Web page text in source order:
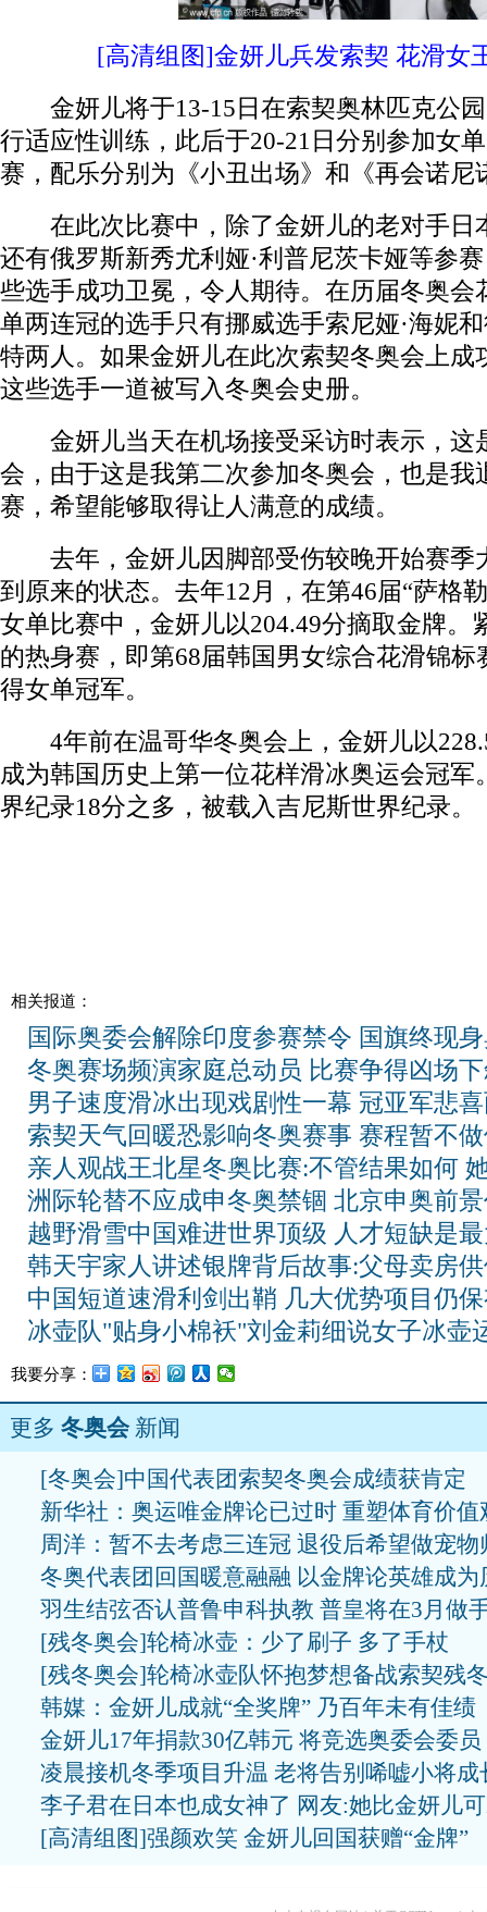
[高清组图]金妍儿兵发索契 花滑女
金妍儿将于13-15日在索契奥林匹克公园
行适应性训练，此后于20-21日分别参加女
赛，配乐分别为《小丑出场》和《再会诺尼
在此次比赛中，除了金妍儿的老对手日
还有俄罗斯新秀尤利娅·利普尼茨卡娅等参
些选手成功卫冕，令人期待。在历届冬奥会
单两连冠的选手只有挪威选手索尼娅·海妮
特两人。如果金妍儿在此次索契冬奥会上成
这些选手一道被写入冬奥会史册。
金妍儿当天在机场接受采访时表示，这
会，由于这是我第二次参加冬奥会，也是我
赛，希望能够取得让人满意的成绩。
去年，金妍儿因脚部受伤较晚开始赛季
到原来的状态。去年12月，在第46届“萨格
女单比赛中，金妍儿以204.49分摘取金牌。
的热身赛，即第68届韩国男女综合花滑锦
得女单冠军。
4年前在温哥华冬奥会上，金妍儿以
成为韩国历史上第一位花样滑冰奥运会冠军
界纪录18分之多，被载入吉尼斯世界纪录。
相关报道：
国际奥委会解除印度参赛禁令 国旗终现
冬奥赛场频演家庭总动员 比赛争得凶场
男子速度滑冰出现戏剧性一幕 冠亚军悲
索契天气回暖恐影响冬奥赛事 赛程暂不
亲人观战王北星冬奥比赛:不管结果如何
洲际轮替不应成申冬奥禁锢 北京申奥前
越野滑雪中国难进世界顶级 人才短缺是
韩天宇家人讲述银牌背后故事:父母卖房
中国短道速滑利剑出鞘 几大优势项目仍
冰壶队"贴身小棉袄"刘金莉细说女子冰壶
我要分享：
更多 冬奥会新闻
[冬奥会]中国代表团索契冬奥会成绩获肯定
新华社：奥运唯金牌论已过时 重塑体育价值
周洋：暂不去考虑三连冠 退役后希望做宠物
冬奥代表团回国暖意融融 以金牌论英雄成为
羽生结弦否认普鲁申科执教 普皇将在3月做
[残冬奥会]轮椅冰壶：少了刷子 多了手杖
[残冬奥会]轮椅冰壶队怀抱梦想备战索契残
韩媒：金妍儿成就“全奖牌” 乃百年未有佳绩
金妍儿17年捐款30亿韩元 将竞选奥委会委员
凌晨接机冬季项目升温 老将告别唏嘘小将成
李子君在日本也成女神了 网友:她比金妍儿
[高清组图]强颜欢笑 金妍儿回国获赠“金牌”